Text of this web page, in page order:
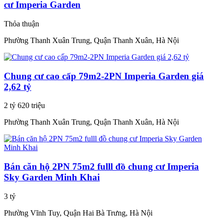
cư Imperia Garden
Thỏa thuận
Phường Thanh Xuân Trung, Quận Thanh Xuân, Hà Nội
Chung cư cao cấp 79m2-2PN Imperia Garden giá
2,62 tỷ
2 tỷ 620 triệu
Phường Thanh Xuân Trung, Quận Thanh Xuân, Hà Nội
Bán căn hộ 2PN 75m2 fulll đồ chung cư Imperia
Sky Garden Minh Khai
3 tỷ
Phường Vĩnh Tuy, Quận Hai Bà Trưng, Hà Nội